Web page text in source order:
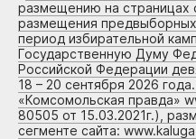
размещению на страницах
размещения
период избирательной
Государственную Думу
Российской Федерации
18 – 20 сентября 2026
«Комсомольская правда»
80505 от 15.03.2021г.),
сегменте сайта: